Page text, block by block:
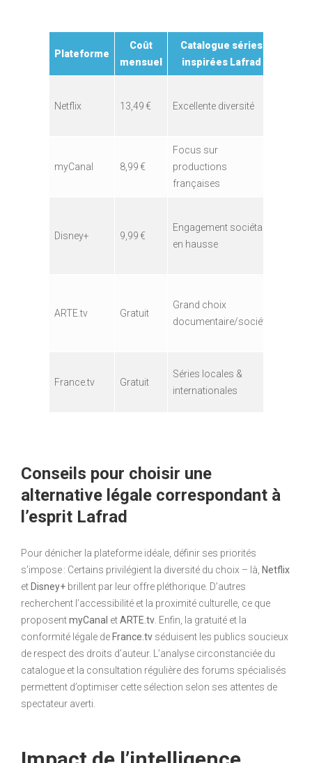
Plateforme
Coût
mensuel
Catalogue séries
inspirées Lafrad
Netflix 13,49 € Excellente diversité
myCanal 8,99 €
Focus sur
productions
françaises
Disney+ 9,99 €
Engagement sociétal
en hausse
ARTE.tv Gratuit
Grand choix
documentaire/société
France.tv Gratuit
Séries locales &
internationales
Conseils pour choisir une
alternative légale correspondant à
l’esprit Lafrad
Pour dénicher la plateforme idéale, définir ses priorités
s’impose : Certains privilégient la diversité du choix – là, Netflix
et Disney+ brillent par leur offre pléthorique. D’autres
recherchent l’accessibilité et la proximité culturelle, ce que
proposentmyCanal etARTE.tv . Enfin, la gratuité et la
conformité légale de France.tv séduisent les publics soucieux
de respect des droits d’auteur. L’analyse circonstanciée du
catalogue et la consultation régulière des forums spécialisés
permettent d’optimiser cette sélection selon ses attentes de
spectateur averti.